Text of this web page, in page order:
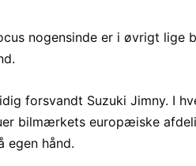
nogensinde er i øvrigt
forsvandt Suzuki Jimny. I
bilmærkets europæiske
egen hånd.